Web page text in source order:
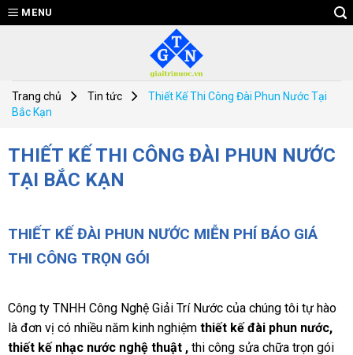
Skip
to
MENU
Trang chủ Tin tức
Thiết Kế Thi Công Đài Phun Nước Tại
Bắc Kạn
THIẾT KẾ THI CÔNG ĐÀI PHUN NƯỚC
TẠI BẮC KẠN
THIẾT KẾ ĐÀI PHUN NƯỚC MIỄN PHÍ BÁO GIÁ
THI CÔNG TRỌN GÓI
Công ty TNHH Công Nghệ Giải Trí Nước của chúng tôi tự hào
là đơn vị có nhiều năm kinh nghiệm thiết kế đài phun nước,
thiết kế nhạc nước nghệ thuật , thi công sửa chữa trọn gói